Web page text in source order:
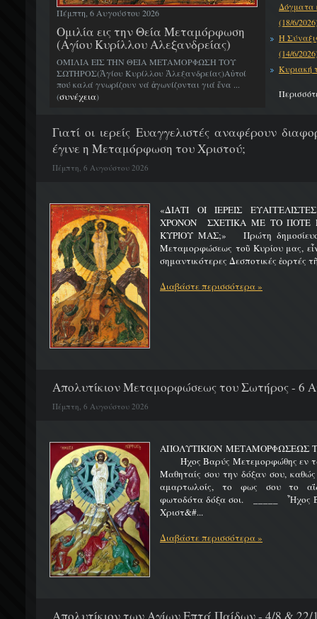
Πέμπτη, 6 Αυγούστου 2026
Ομιλία εις την Θεία Μεταμόρφωση
(Αγίου Κυρίλλου Αλεξανδρείας)
ΟΜΙΛΙΑ ΕΙΣ ΤΗΝ ΘΕΙΑ ΜΕΤΑΜΟΡΦΩΣΗ ΤΟΥ
ΣΩΤΗΡΟΣ(Ἁγίου Κυρίλλου Ἀλεξανδρείας)Αὐτοί
πού καλά γνωρίζουν νά ἀγωνίζονται γιά ἕνα ...
(συνέχεια)
Δόγματα
(18/6/
Η
(14/6/
Κυριακή
Γιατί οι ιερείς Ευαγγελιστές αναφέρουν
έγινε η Μεταμόρφωση του Χριστού;
Πέμπτη, 6 Αυγούστου 2026
«ΔΙΑΤΙ ΟΙ ΙΕΡΕΙΣ
ΧΡΟΝΟΝ ΣΧΕΤΙΚΑ ΜΕ ΤΟ ΠΟΤΕ
ΚΥΡΙΟΥ ΜΑΣ;» Πρώτη
Μεταμορφώσεως τοῦ Κυρίου μας,
σημαντικότερες Δεσποτικές ἑορτές
Διαβάστε περισσότερα »
Απολυτίκιον Μεταμορφώσεως του Σωτήρος - 6
Πέμπτη, 6 Αυγούστου 2026
ΑΠΟΛΥΤΙΚΙΟΝ
Ήχος Βαρύς Μετεμορφώθης εν τω
Μαθηταίς σου την δόξαν σου,
αμαρτωλοίς, το φως σου το
φωτοδότα δόξα σοι. _____ Ἦχος
Χριστ&#...
Διαβάστε περισσότερα »
Απολυτίκιον των Αγίων Επτά Παίδων - 4/8 & 22/